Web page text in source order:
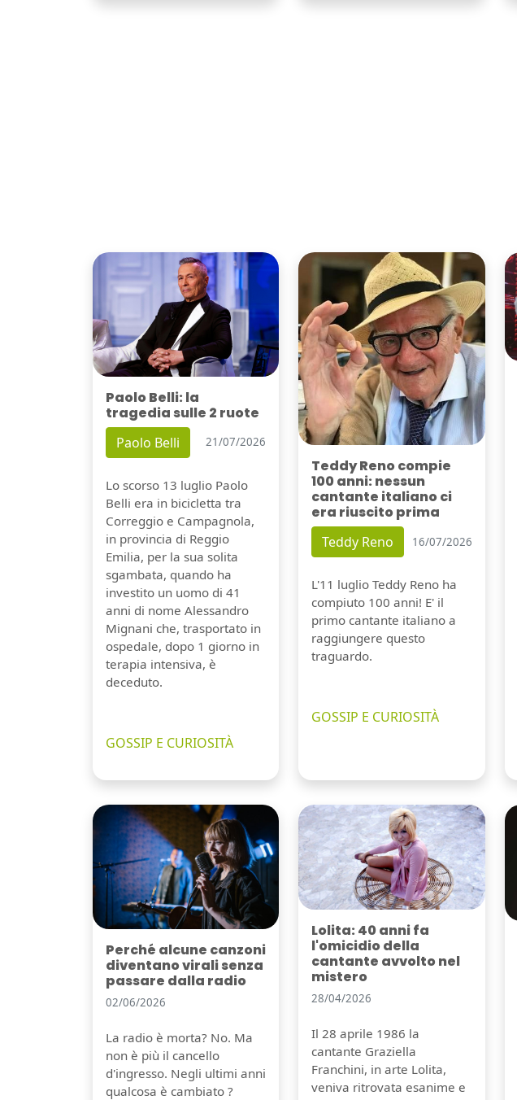
Paolo Belli: la
tragedia sulle 2 ruote
Paolo Belli 21/07/2026
Lo scorso 13 luglio Paolo
Belli era in bicicletta tra
Correggio e Campagnola,
in provincia di Reggio
Emilia, per la sua solita
sgambata, quando ha
investito un uomo di 41
anni di nome Alessandro
Mignani che, trasportato in
ospedale, dopo 1 giorno in
terapia intensiva, è
deceduto.
GOSSIP E CURIOSITÀ
Teddy Reno compie
100 anni: nessun
cantante italiano ci
era riuscito prima
Teddy Reno 16/07/2026
L'11 luglio Teddy Reno ha
compiuto 100 anni! E' il
primo cantante italiano a
raggiungere questo
traguardo.
GOSSIP E CURIOSITÀ
Perché alcune canzoni
diventano virali senza
passare dalla radio
02/06/2026
La radio è morta? No. Ma
non è più il cancello
d'ingresso. Negli ultimi anni
qualcosa è cambiato ?
Lolita: 40 anni fa
l'omicidio della
cantante avvolto nel
mistero
28/04/2026
Il 28 aprile 1986 la
cantante Graziella
Franchini, in arte Lolita,
veniva ritrovata esanime e